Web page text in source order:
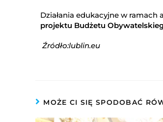
Działania edukacyjne w
projektu Budżetu
Źródło:lublin.eu
MOŻE CI SIĘ SPODOBAĆ